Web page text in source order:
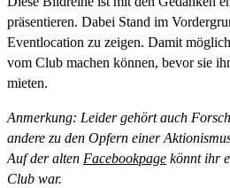
präsentieren. Dabei Stand im
Eventlocation zu zeigen. Damit
vom Club machen können, bevor sie
mieten.
Anmerkung: Leider gehört auch
andere zu den Opfern einer
Auf der alten Facebookpage könnt ihr
Club war.